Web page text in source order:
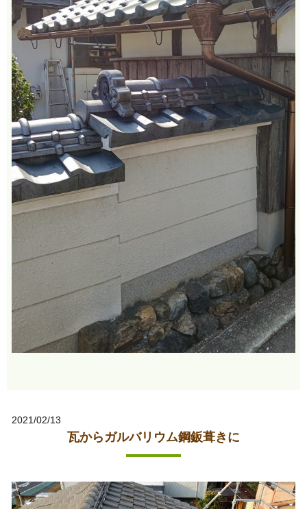
2021/02/13
瓦からガルバリウム鋼鈑葺きに